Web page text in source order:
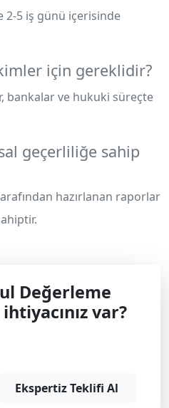
2-5 iş günü içerisinde
için gereklidir?
bankalar ve hukuki süreçte
geçerliliğe sahip
hazırlanan raporlar
Değerleme
var?
Ekspertiz Teklifi Al